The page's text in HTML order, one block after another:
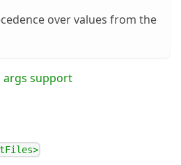
over values from the
args support